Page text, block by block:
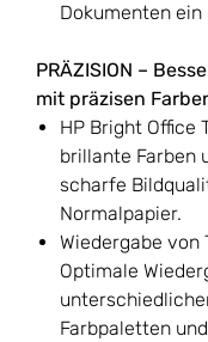
Dokumenten ein
PRÄZISION –
mit präzisen
HP Bright Office
brillante Farben
scharfe
Normalpapier.
Wiedergabe von
Optimale
Farbpaletten